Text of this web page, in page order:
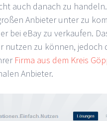
auch danach zu
Anbieter unter zu
bei eBay zu verkaufen.
zu können, jedoch
Firma aus dem Kreis
Anbieter.